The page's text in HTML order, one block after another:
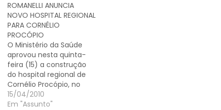
coordenado pelo novo
presidente, o prefeito de
Bandeirantes, Celso Silva,
eleito por aclamação em
7 de fevereiro…
ROMANELLI ANUNCIA
NOVO HOSPITAL REGIONAL
PARA CORNÉLIO
O Ministério da Saúde
aprovou nesta quinta-
feira (15) a construção
do hospital regional de
Cornélio Procópio, no
Norte do Paraná. A
decisão foi tomada
15/04/2010
Em "Assunto"